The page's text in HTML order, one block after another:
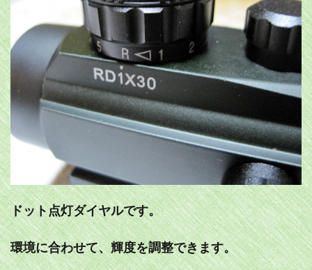
ドット点灯ダイヤルです。
環境に合わせて、輝度を調整できます。